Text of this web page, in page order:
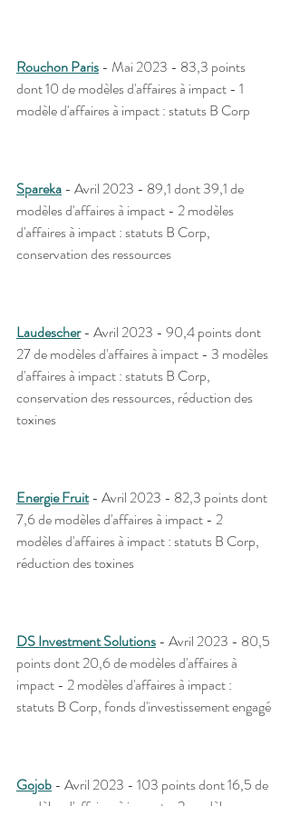
Rouchon Paris - Mai 2023 - 83,3 points
dont 10 de modèles d'affaires à impact - 1
modèle d'affaires à impact : statuts B Corp
Spareka - Avril 2023 - 89,1 dont 39,1 de
modèles d'affaires à impact - 2 modèles
d'affaires à impact : statuts B Corp,
conservation des ressources
Laudescher - Avril 2023 - 90,4 points dont
27 de modèles d'affaires à impact - 3 modèles
d'affaires à impact : statuts B Corp,
conservation des ressources, réduction des
toxines
Energie Fruit - Avril 2023 - 82,3 points dont
7,6 de modèles d'affaires à impact - 2
modèles d'affaires à impact : statuts B Corp,
réduction des toxines
DS Investment Solutions - Avril 2023 - 80,5
points dont 20,6 de modèles d'affaires à
impact - 2 modèles d'affaires à impact :
statuts B Corp, fonds d'investissement engagé
Gojob - Avril 2023 - 103 points dont 16,5 de
modèles d'affaires à impact - 2 modèles